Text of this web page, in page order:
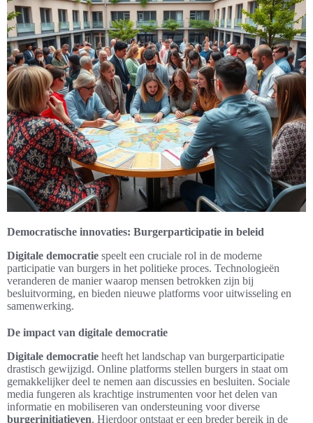
Democratische innovaties: Burgerparticipatie in beleid
Digitale democratie speelt een cruciale rol in de moderne
participatie van burgers in het politieke proces. Technologieën
veranderen de manier waarop mensen betrokken zijn bij
besluitvorming, en bieden nieuwe platforms voor uitwisseling en
samenwerking.
De impact van digitale democratie
Digitale democratie heeft het landschap van burgerparticipatie
drastisch gewijzigd. Online platforms stellen burgers in staat om
gemakkelijker deel te nemen aan discussies en besluiten. Sociale
media fungeren als krachtige instrumenten voor het delen van
informatie en mobiliseren van ondersteuning voor diverse
burgerinitiatieven. Hierdoor ontstaat er een breder bereik in de